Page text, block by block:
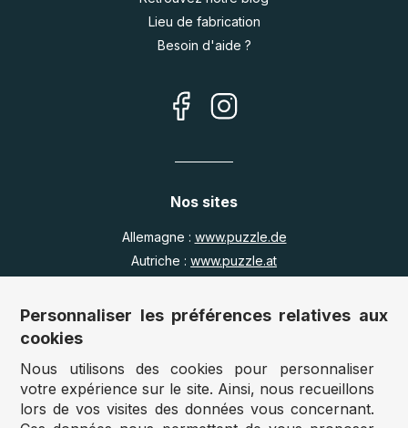
Lieu de fabrication
Besoin d'aide ?
Nos sites
Allemagne : www.puzzle.de
Autriche : www.puzzle.at
Royaume Uni :
www.jigsawpuzzle.co.uk
Accès revendeurs / détaillants
Vous avez un magasin ?
Personnaliser les préférences relatives aux
cookies
Nous utilisons des cookies pour personnaliser
votre expérience sur le site. Ainsi, nous recueillons
lors de vos visites des données vous concernant.